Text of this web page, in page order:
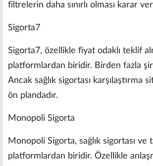
filtrelerin daha sınırlı olması karar
Sigorta7
Sigorta7, özellikle fiyat odaklı teklif
platformlardan biridir. Birden fazla
Ancak sağlık sigortası
ön plandadır.
Monopoli Sigorta
Monopoli Sigorta, sağlık sigortası ve
platformlardan biridir. Özellikle